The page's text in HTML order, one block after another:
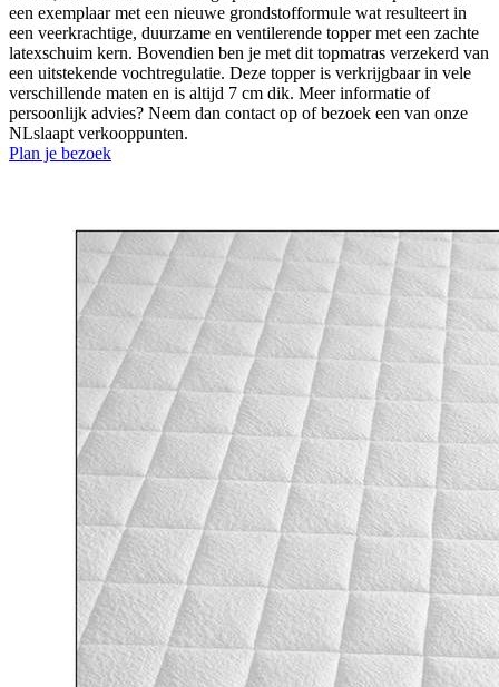
een exemplaar met een nieuwe grondstofformule wat resulteert in
een veerkrachtige, duurzame en ventilerende topper met een zachte
latexschuim kern. Bovendien ben je met dit topmatras verzekerd van
een uitstekende vochtregulatie. Deze topper is verkrijgbaar in vele
verschillende maten en is altijd 7 cm dik. Meer informatie of
persoonlijk advies? Neem dan contact op of bezoek een van onze
NLslaapt verkooppunten.
Plan je bezoek